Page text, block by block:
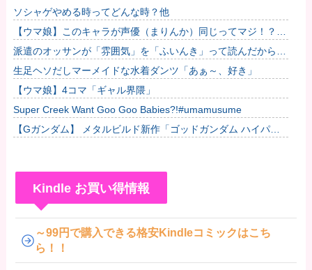
ソシャゲやめる時ってどんな時？他
【ウマ娘】このキャラが声優（まりんか）同じってマジ！？
←「スズカさんみたいな演技の方がレアだと聞いて驚いたよ」
他
派遣のオッサンが「雰囲気」を「ふいんき」って読んだから蹴
り飛ばしたわ...仕事舐めんな
生足ヘソだしマーメイドな水着ダンツ「あぁ～、好き」
【ウマ娘】4コマ「ギャル界隈」
Super Creek Want Goo Goo Babies?!#umamusume
【Gガンダム】 メタルビルド新作「ゴッドガンダム ハイパー
Kindle お買い得情報
～99円で購入できる格安Kindleコミックはこち
ら！！